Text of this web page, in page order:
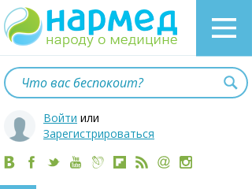
Войти или
Зарегистрироваться